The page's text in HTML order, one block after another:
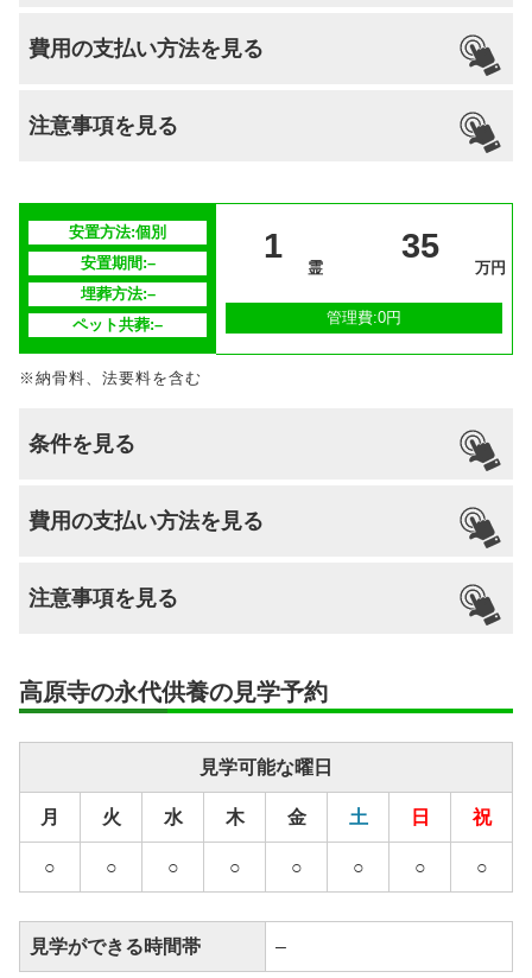
国籍 宗派
納骨
生前申込
可能
費用の支払い方法を見る
注意事項を見る
安置期間経
–
供養方法 –
継承者の有
無
–
安置方法:個別
安置期間:–
埋葬方法:–
ペット共葬:–
1
霊
35
万円
管理費:0円
※納骨料、法要料を含む
条件を見る
国籍 宗派
納骨
生前申込
可能
費用の支払い方法を見る
注意事項を見る
安置期間経
継承者の有
無
–
高原寺の永代供養の見学予約
見学可能な曜日
月 火 水 木 金 土 日 祝
○ ○ ○ ○ ○ ○ ○ ○
見学ができる時間帯 –